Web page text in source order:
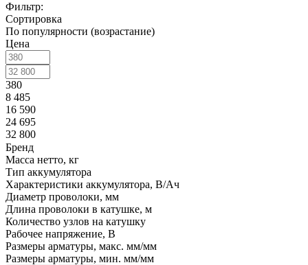
Фильтр:
Сортировка
По популярности (возрастание)
Цена
380
8 485
16 590
24 695
32 800
Бренд
Масса нетто, кг
Тип аккумулятора
Характеристики аккумулятора, В/Ач
Диаметр проволоки, мм
Длина проволоки в катушке, м
Количество узлов на катушку
Рабочее напряжение, В
Размеры арматуры, макс. мм/мм
Размеры арматуры, мин. мм/мм